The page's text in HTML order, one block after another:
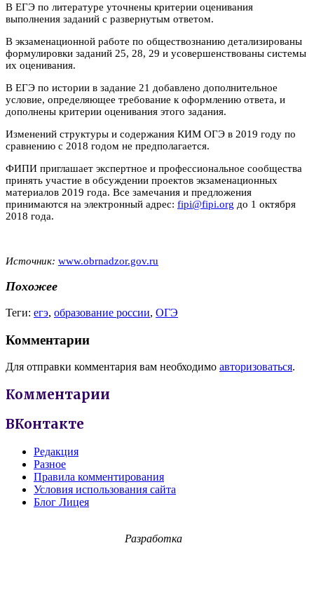
В ЕГЭ по литературе уточнены критерии оценивания
выполнения заданий с развернутым ответом.
В экзаменационной работе по обществознанию детализированы
формулировки заданий 25, 28, 29 и усовершенствованы системы
их оценивания.
В ЕГЭ по истории в задание 21 добавлено дополнительное
условие, определяющее требование к оформлению ответа, и
дополнены критерии оценивания этого задания.
Изменений структуры и содержания КИМ ОГЭ в 2019 году по
сравнению с 2018 годом не предполагается.
ФИПИ приглашает экспертное и профессиональное сообщества
принять участие в обсуждении проектов экзаменационных
материалов 2019 года. Все замечания и предложения
принимаются на электронный адрес: fipi@fipi.org до 1 октября
2018 года.
Источник: www.obrnadzor.gov.ru
Похожее
Теги: егэ, образование россии, ОГЭ
Комментарии
Для отправки комментария вам необходимо авторизоваться.
Комментарии
ВКонтакте
Редакция
Разное
Правила комментирования
Условия использования сайта
Блог Лицея
Разработка